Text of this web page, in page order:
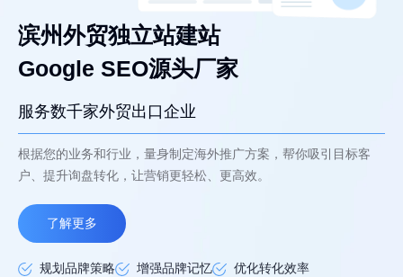
滨州外贸独立站建站
Google SEO源头厂家
服务数千家外贸出口企业
根据您的业务和行业，量身制定海外推广方案，帮你吸引目标客
户、提升询盘转化，让营销更轻松、更高效。
了解更多
规划品牌策略 增强品牌记忆 优化转化效率